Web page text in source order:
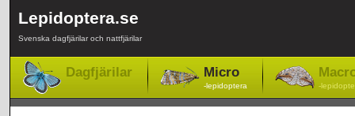
Lepidoptera.se
Svenska dagfjärilar och nattfjärilar
Dagfjärilar Micro
-lepidoptera -